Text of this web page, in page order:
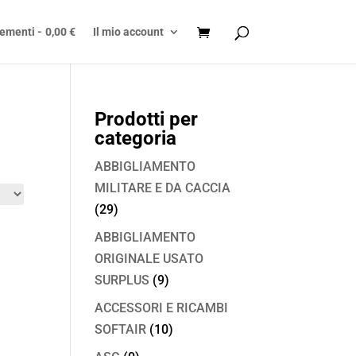
0,00 € Il mio account
Prodotti per
categoria
ABBIGLIAMENTO
MILITARE E DA CACCIA
(29)
ABBIGLIAMENTO
ORIGINALE USATO
SURPLUS (9)
ACCESSORI E RICAMBI
SOFTAIR (10)